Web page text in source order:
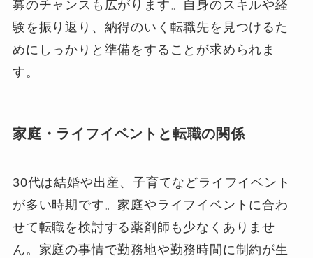
募のチャンスも広がります。自身のスキルや経
験を振り返り、納得のいく転職先を見つけるた
めにしっかりと準備をすることが求められま
す。
家庭・ライフイベントと転職の関係
30代は結婚や出産、子育てなどライフイベント
が多い時期です。家庭やライフイベントに合わ
せて転職を検討する薬剤師も少なくありませ
ん。家庭の事情で勤務地や勤務時間に制約が生